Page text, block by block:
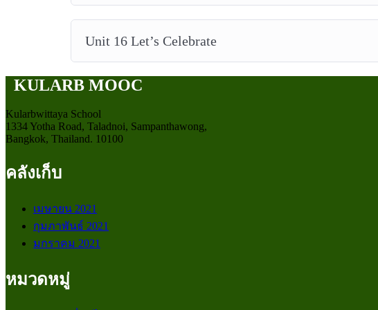
Unit 16 Let’s Celebrate
KULARB MOOC
Kularbwittaya School
1334 Yotha Road, Taladnoi, Sampanthawong,
Bangkok, Thailand. 10100
คลังเก็บ
เมษายน 2021
กุมภาพันธ์ 2021
มกราคม 2021
หมวดหมู่